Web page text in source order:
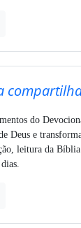
do
Deus e
leitura da